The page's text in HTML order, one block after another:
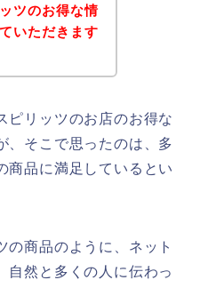
ツのお得な情
いただきます
ピリッツのお店のお得な
、そこで思ったのは、多
商品に満足しているとい
の商品のように、ネット
自然と多くの人に伝わっ